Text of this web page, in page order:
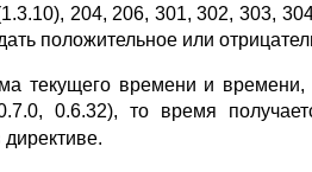
204, 206, 301, 302, 303,
положительное или
текущего времени и времени,
0.6.32), то время